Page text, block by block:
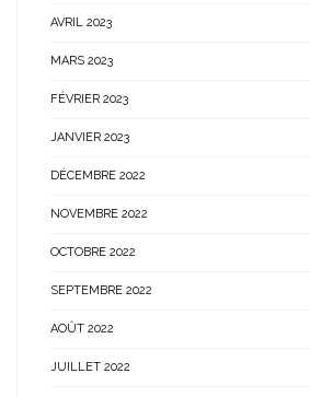
AVRIL 2023
MARS 2023
FÉVRIER 2023
JANVIER 2023
DÉCEMBRE 2022
NOVEMBRE 2022
OCTOBRE 2022
SEPTEMBRE 2022
AOÛT 2022
JUILLET 2022